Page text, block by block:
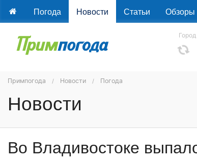
Погода Новости Статьи Обзоры
Город
Примпогода Новости Погода
Новости
Во Владивостоке